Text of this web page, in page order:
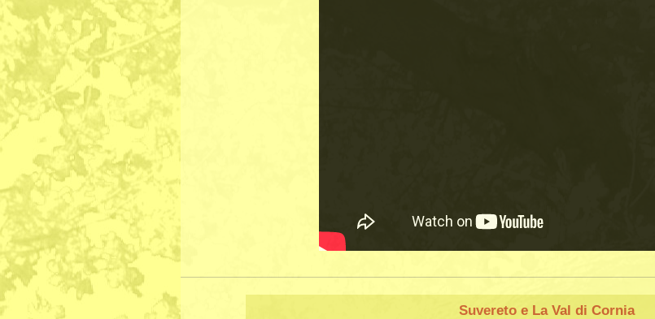
Suvereto e La Val di Cornia